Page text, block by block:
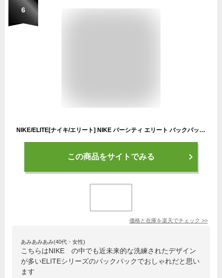
6
NIKE/ELITE[ナイキ/エリート] NIKE バーシティ エリート バックパック【HM9965】（NIKE ELITE ナイキ エリート バックパック ミッドナイトネイビー）
この商品をサイトでみる
価格と在庫を楽天でチェック >>
あみあみあみ(40代・女性)
こちらはNIKE の中でも近未来的な洗練されたデザイン
が多いELITEシリーズのパックパックでおしゃれだと思い
ます